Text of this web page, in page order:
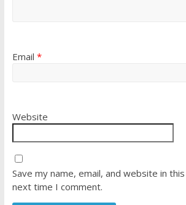
Email *
Website
Save my name, email, and website in
next time I comment.